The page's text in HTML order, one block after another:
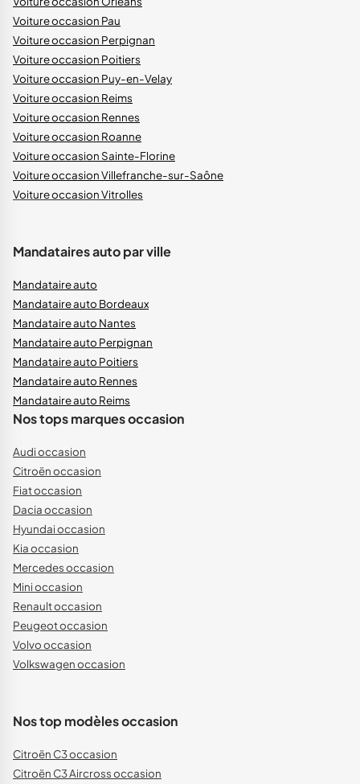
Voiture occasion Pau
Voiture occasion Perpignan
Voiture occasion Poitiers
Voiture occasion Puy-en-Velay
Voiture occasion Reims
Voiture occasion Rennes
Voiture occasion Roanne
Voiture occasion Sainte-Florine
Voiture occasion Villefranche-sur-Saône
Voiture occasion Vitrolles
Mandataires auto par ville
Mandataire auto
Mandataire auto Bordeaux
Mandataire auto Nantes
Mandataire auto Perpignan
Mandataire auto Poitiers
Mandataire auto Rennes
Mandataire auto Reims
Nos tops marques occasion
Audi occasion
Citroën occasion
Fiat occasion
Dacia occasion
Hyundai occasion
Kia occasion
Mercedes occasion
Mini occasion
Renault occasion
Peugeot occasion
Volvo occasion
Volkswagen occasion
Nos top modèles occasion
Citroën C3 occasion
Citroën C3 Aircross occasion